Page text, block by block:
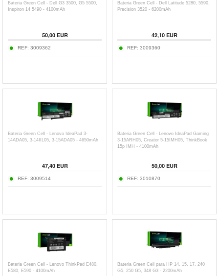
Bateria Green Cell - Dell G3 3500, G5 5500,
Inspiron 14 5490 - 4100mAh
50,00EUR
REF: 3009362
Bateria Green Cell - Dell Latitude 5280, 5590,
Precision 3520 - 6200mAh
42,10EUR
REF: 3009360
Bateria Green Cell - Lenovo IdeaPad 3-
14ADA05, 3-14IIL05, 3-15ADA05 - 4650mAh
47,40EUR
REF: 3009514
Bateria Green Cell - Lenovo IdeaPad Gaming
3-15ARH05, Creator 5-15IMH05, ThinkBook
15p IMH - 4100mAh
50,00EUR
REF: 3010870
Bateria Green Cell - Lenovo ThinkPad E480,
E580, E590 - 4100mAh
Bateria Green Cell para HP 14, 15, 17, 240
G5, 250 G5, 348 G3 - 2200mAh